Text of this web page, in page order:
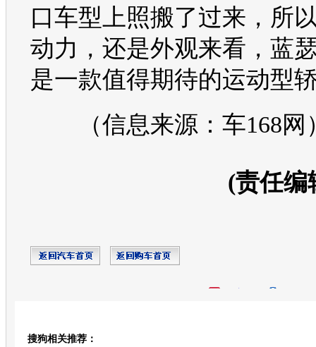
口车型上照搬了过来，所
动力，还是外观来看， 蓝
是一款值得期待的运动型
（信息来源：车168网
(责任编
搜狗相关推荐：